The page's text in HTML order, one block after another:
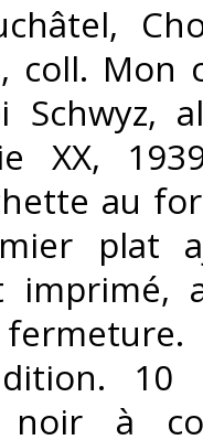
coll. Mon
Schwyz,
XX,
au
plat
imprimé,
10
à